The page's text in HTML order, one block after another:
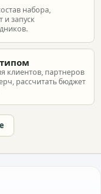
набора,
и запуск
клиентов, партнеров
рассчитать бюджет